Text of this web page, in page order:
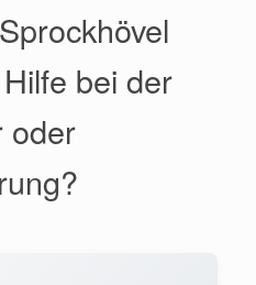
bei der
oder